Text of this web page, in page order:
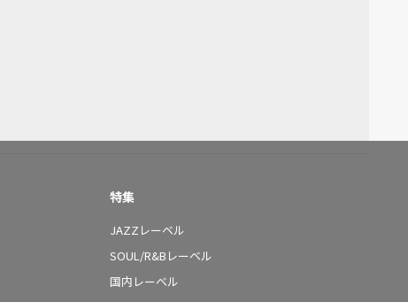
特集
JAZZレーベル
SOUL/R&Bレーベル
国内レーベル